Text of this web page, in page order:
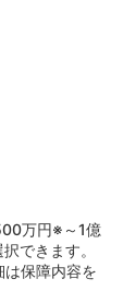
万円※～1億
できます。
保障内容を